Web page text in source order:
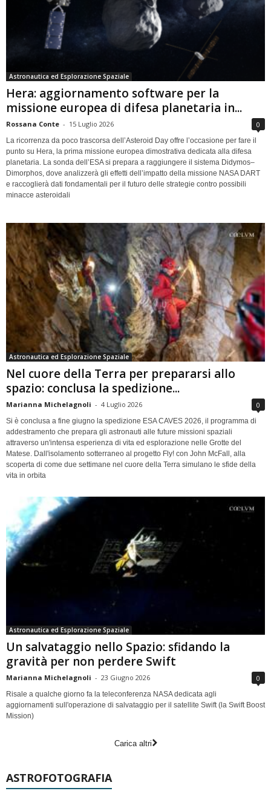
Astronautica ed Esplorazione Spaziale
Hera: aggiornamento software per la
missione europea di difesa planetaria in...
Rossana Conte - 15 Luglio 2026 0
La ricorrenza da poco trascorsa dell’Asteroid Day offre l’occasione per fare il
punto su Hera, la prima missione europea dimostrativa dedicata alla difesa
planetaria. La sonda dell’ESA si prepara a raggiungere il sistema Didymos–
Dimorphos, dove analizzerà gli effetti dell’impatto della missione NASA DART
e raccoglierà dati fondamentali per il futuro delle strategie contro possibili
minacce asteroidali
Astronautica ed Esplorazione Spaziale
Nel cuore della Terra per prepararsi allo
spazio: conclusa la spedizione...
Marianna Michelagnoli - 4 Luglio 2026 0
Si è conclusa a fine giugno la spedizione ESA CAVES 2026, il programma di
addestramento che prepara gli astronauti alle future missioni spaziali
attraverso un'intensa esperienza di vita ed esplorazione nelle Grotte del
Matese. Dall'isolamento sotterraneo al progetto Fly! con John McFall, alla
scoperta di come due settimane nel cuore della Terra simulano le sfide della
vita in orbita
Astronautica ed Esplorazione Spaziale
Un salvataggio nello Spazio: sfidando la
gravità per non perdere Swift
Marianna Michelagnoli - 23 Giugno 2026 0
Risale a qualche giorno fa la teleconferenza NASA dedicata agli
aggiornamenti sull'operazione di salvataggio per il satellite Swift (la Swift Boost
Mission)
Carica altri
ASTROFOTOGRAFIA